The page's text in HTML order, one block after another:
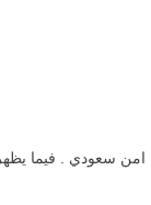
امن سعودي . فيما